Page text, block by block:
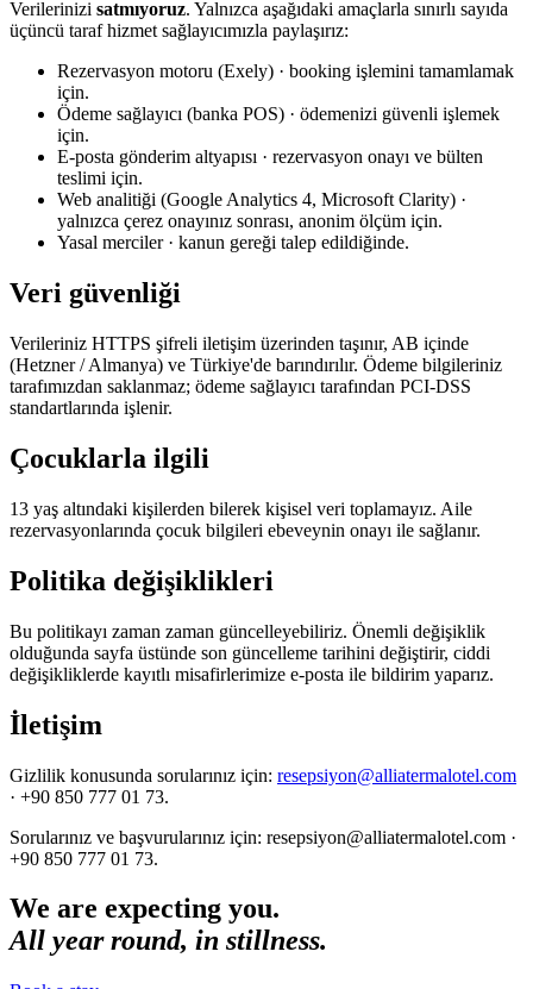
Verilerinizi satmıyoruz. Yalnızca aşağıdaki amaçlarla sınırlı sayıda
üçüncü taraf hizmet sağlayıcımızla paylaşırız:
Rezervasyon motoru (Exely) · booking işlemini tamamlamak
için.
Ödeme sağlayıcı (banka POS) · ödemenizi güvenli işlemek
için.
E-posta gönderim altyapısı · rezervasyon onayı ve bülten
teslimi için.
Web analitiği (Google Analytics 4, Microsoft Clarity) ·
yalnızca çerez onayınız sonrası, anonim ölçüm için.
Yasal merciler · kanun gereği talep edildiğinde.
Veri güvenliği
Verileriniz HTTPS şifreli iletişim üzerinden taşınır, AB içinde
(Hetzner / Almanya) ve Türkiye'de barındırılır. Ödeme bilgileriniz
tarafımızdan saklanmaz; ödeme sağlayıcı tarafından PCI-DSS
standartlarında işlenir.
Çocuklarla ilgili
13 yaş altındaki kişilerden bilerek kişisel veri toplamayız. Aile
rezervasyonlarında çocuk bilgileri ebeveynin onayı ile sağlanır.
Politika değişiklikleri
Bu politikayı zaman zaman güncelleyebiliriz. Önemli değişiklik
olduğunda sayfa üstünde son güncelleme tarihini değiştirir, ciddi
değişikliklerde kayıtlı misafirlerimize e-posta ile bildirim yaparız.
İletişim
Gizlilik konusunda sorularınız için: resepsiyon@alliatermalotel.com
· +90 850 777 01 73.
Sorularınız ve başvurularınız için: resepsiyon@alliatermalotel.com ·
+90 850 777 01 73.
We are expecting you.
All year round, in stillness.